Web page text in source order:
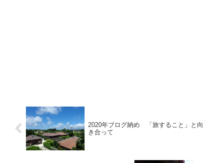
2020年ブログ納め 「旅すること」と向
き合って